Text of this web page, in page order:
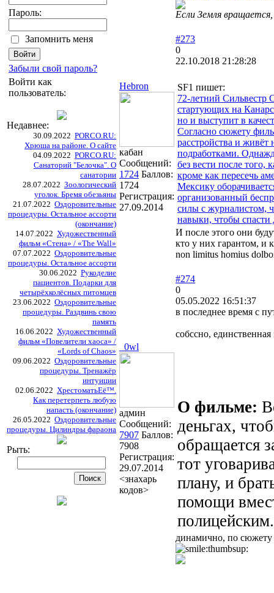
Пароль:
Запомнить меня
Забыли свой пароль?
Войти как
пользователь:
Недавнее:
30.09.2022 PORCO.RU:
Хрюша на районе. О сайте
04.09.2022 PORCO.RU:
Санаторий "Белочка". О
санатории
28.07.2022 Зоологический
уголок. Бремя обезьяны
21.07.2022 Оздоровительные
процедуры. Остальное ассорти
(окончание)
14.07.2022 Художественный
фильм «Стена» / «The Wall»
07.07.2022 Оздоровительные
процедуры. Остальное ассорти
30.06.2022 Рукоделие
пациентов. Подарки для
четырёхколёсных питомцев
23.06.2022 Оздоровительные
процедуры. Раздвинь свою
память
16.06.2022 Художественный
фильм «Повелители хаоса» /
«Lords of Chaos»
09.06.2022 Оздоровительные
процедуры. Тренажёр
интуиции
02.06.2022 ХрестоматьЕё™.
Как перетерпеть любую
напасть (окончание)
26.05.2022 Оздоровительные
процедуры. Цилиндры фараона
Рыть:
Если Земля
Hebron
кабан
Сообщений:
1724 Баллов:
1724
Регистрация:
27.09.2014
#273
0
22.10.2018 21:28:28
SF1 пишет:
72-летний Сильвестр
стартующих на
но и выступит в
Согласно сюжету
расстройства и
подработками.
без вести после того,
кроме как пересечь
Мексику
организованный
силы с журналистом,
навыки, чтобы спасти
И после этого они
кто у них гарантом, и
non limitus homius
_0wl
админ
Сообщений:
7907 Баллов:
7908
Регистрация:
29.07.2014
<знахарь
кодов>
#274
0
05.05.2022 16:51:37
в последнее время с
собссно,
О фильме:
деньгах,
обращается
тот
плану, и
помощи
полицейским.
динамично, по сюжету